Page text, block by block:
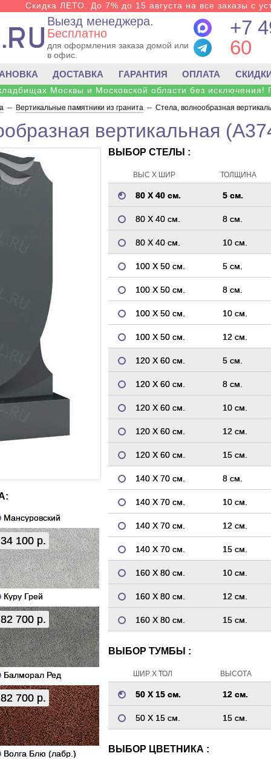
Скидка ЛЕТО. До 7% до 15 августа на все заказы с
Выезд менеджера.
Бесплатно
для оформления заказа домой или
в офис.
+7
60
ДОСТАВКА ГАРАНТИЯ ОПЛАТА
Москвы и Московской области без исключения!
-- Вертикальные памятники из гранита -- Стела, волнообразная
вертикальная
Мансуровский
34 100 р.
Куру Грей
82 700 р.
Балморал Ред
82 700 р.
Волга Блю (лабр.)
ВЫБОР СТЕЛЫ :
ВЫС Х ШИР ТОЛЩИНА
80 Х 40 см. 5 см.
80 Х 40 см. 8 см.
80 Х 40 см. 10 см.
100 Х 50 см. 5 см.
100 Х 50 см. 8 см.
100 Х 50 см. 10 см.
100 Х 50 см. 12 см.
120 Х 60 см. 5 см.
120 Х 60 см. 8 см.
120 Х 60 см. 10 см.
120 Х 60 см. 12 см.
120 Х 60 см. 15 см.
140 Х 70 см. 8 см.
140 Х 70 см. 10 см.
140 Х 70 см. 12 см.
140 Х 70 см. 15 см.
160 Х 80 см. 10 см.
160 Х 80 см. 12 см.
160 Х 80 см. 15 см.
ВЫБОР ТУМБЫ :
ШИР Х ТОЛ ВЫСОТА
50 Х 15 см. 12 см.
50 Х 15 см. 15 см.
ВЫБОР ЦВЕТНИКА :